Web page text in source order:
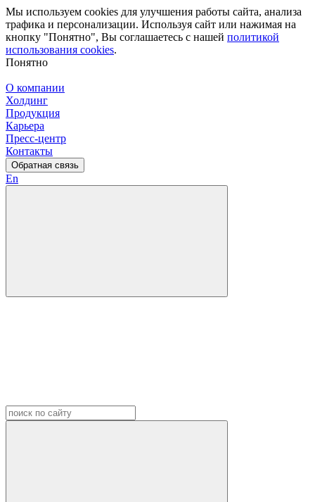
Мы используем cookies для улучшения работы сайта, анализа
трафика и персонализации. Используя сайт или нажимая на
кнопку "Понятно", Вы соглашаетесь с нашей политикой
использования cookies.
Понятно
О компании
Холдинг
Продукция
Карьера
Пресс-центр
Контакты
Обратная связь
En